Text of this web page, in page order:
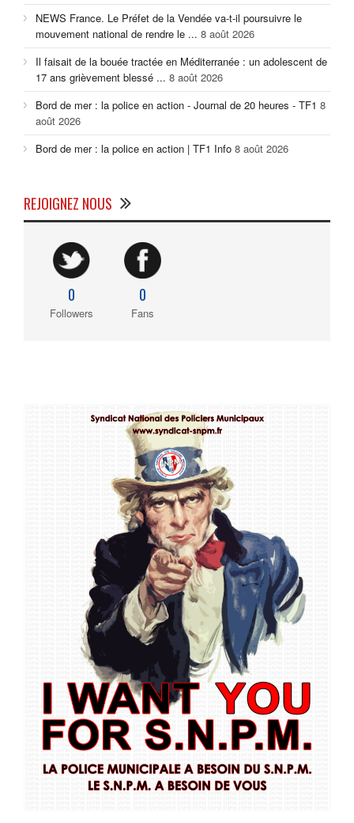
NEWS France. Le Préfet de la Vendée va-t-il poursuivre le
mouvement national de rendre le ... 8 août 2026
Il faisait de la bouée tractée en Méditerranée : un adolescent de
17 ans grièvement blessé ... 8 août 2026
Bord de mer : la police en action - Journal de 20 heures - TF1 8
août 2026
Bord de mer : la police en action | TF1 Info 8 août 2026
REJOIGNEZ NOUS
0
Followers
0
Fans